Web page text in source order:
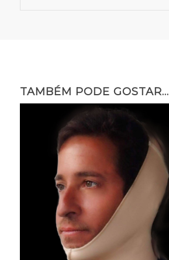
TAMBÉM PODE GOSTAR…